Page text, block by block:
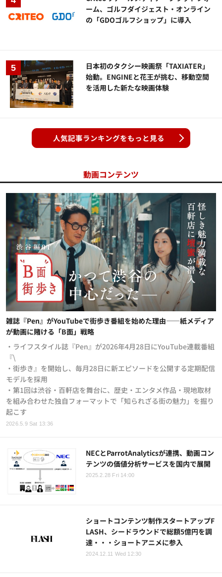
ーム、ゴルフダイジェスト・オンライン
の「GDOゴルフショップ」に導入
日本初のタクシー映画祭「TAXIATER」
始動。ENGINEと花王が挑む、移動空間
を活用した新たな映画体験
人気記事ランキングをもっと見る
動画コンテンツ
2026.5.9 Sat 13:36
雑誌『Pen』がYouTubeで街歩き番組を始めた理由——紙メディア
が動画に賭ける「B面」戦略
・ライフスタイル誌『Pen』が2026年4月28日にYouTube連載番組
『\
・街歩き』を開始し、毎月28日に新エピソードを公開する定期配信
モデルを採用
・第1回は渋谷・百軒店を舞台に、歴史・エンタメ作品・現地取材
を組み合わせた独自フォーマットで「知られざる街の魅力」を掘り
起こす
NECとParrotAnalyticsが連携、動画コン
テンツの価値分析サービスを国内で展開
2025.2.28 Fri 14:00
ショートコンテンツ制作スタートアップF
LASH、シードラウンドで総額5億円を調
達・・・ショートアニメに参入
2024.12.11 Wed 12:30